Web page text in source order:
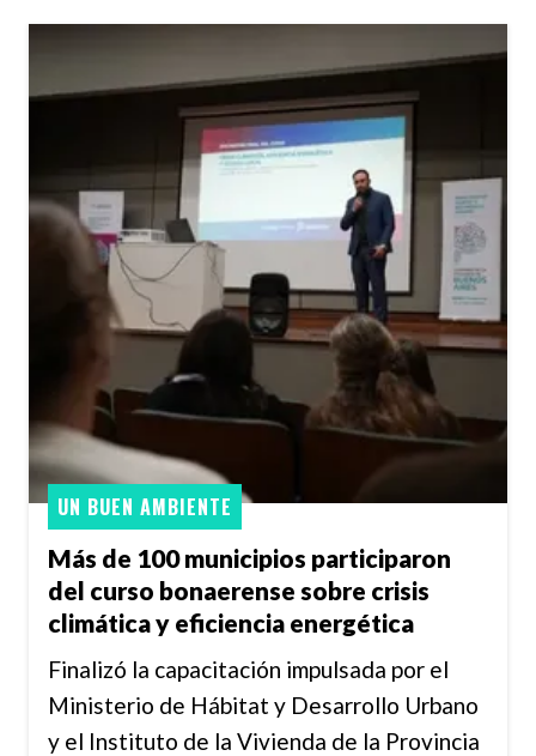
Más de 100 municipios participaron
del curso bonaerense sobre crisis
climática y eficiencia energética
UN BUEN AMBIENTE
Finalizó la capacitación impulsada por el
Ministerio de Hábitat y Desarrollo Urbano
y el Instituto de la Vivienda de la Provincia